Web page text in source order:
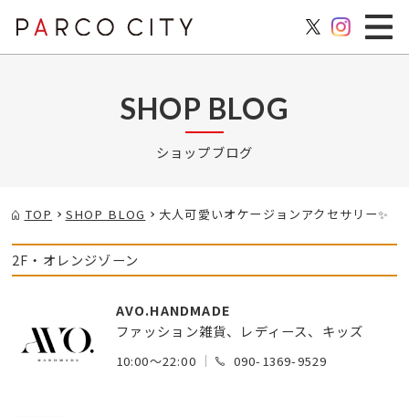
SHOP BLOG
ショップブログ
TOP SHOP BLOG 大人可愛いオケージョンアクセサリー✨
2F・オレンジゾーン
AVO.HANDMADE
ファッション雑貨、レディース、キッズ
10:00～22:00 090-1369-9529